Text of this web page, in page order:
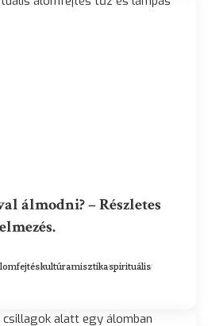
álmodni? – Részletes
kultúramisztikaspirituális